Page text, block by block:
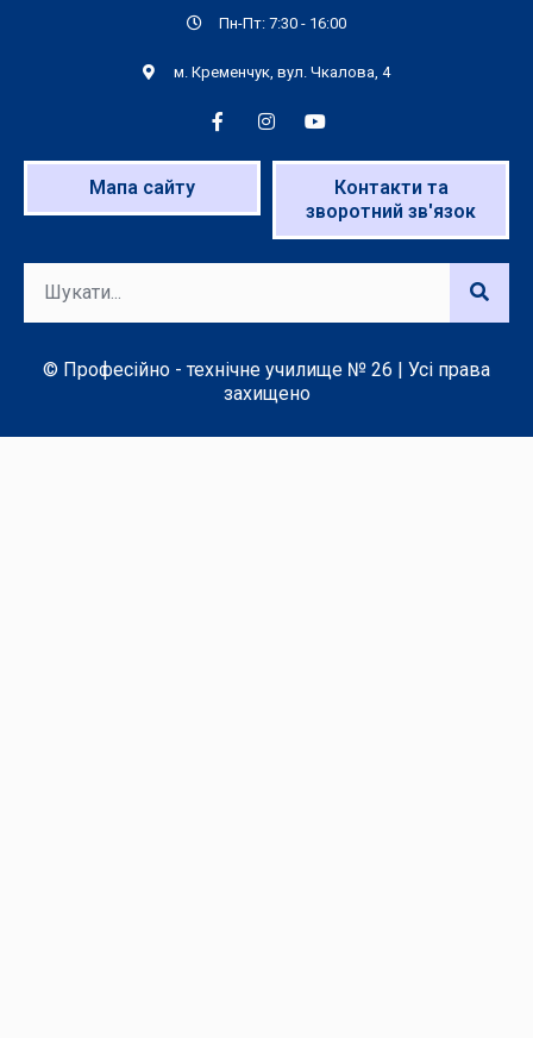
Пн-Пт: 7:30 - 16:00
м. Кременчук, вул. Чкалова, 4
Мапа сайту
Контакти та
зворотний зв'язок
© Професійно - технічне училище № 26 | Усі права
захищено